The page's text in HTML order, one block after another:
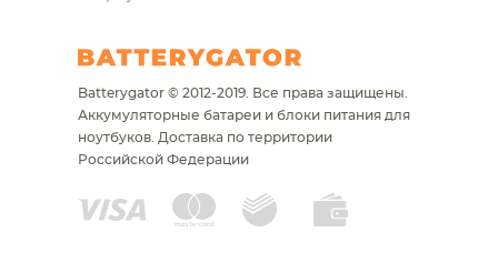
Batterygator © 2012-2019. Все права защищены.
Аккумуляторные батареи и блоки питания для
ноутбуков. Доставка по территории
Российской Федерации